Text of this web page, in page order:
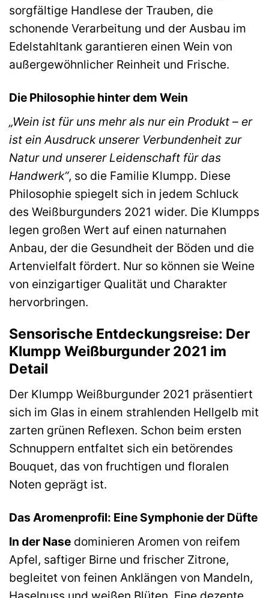
sorgfältige Handlese der Trauben, die
schonende Verarbeitung und der Ausbau im
Edelstahltank garantieren einen Wein von
außergewöhnlicher Reinheit und Frische.
Die Philosophie hinter dem Wein
„Wein ist für uns mehr als nur ein Produkt – er
ist ein Ausdruck unserer Verbundenheit zur
Natur und unserer Leidenschaft für das
Handwerk“, so die Familie Klumpp. Diese
Philosophie spiegelt sich in jedem Schluck
des Weißburgunders 2021 wider. Die Klumpps
legen großen Wert auf einen naturnahen
Anbau, der die Gesundheit der Böden und die
Artenvielfalt fördert. Nur so können sie Weine
von einzigartiger Qualität und Charakter
hervorbringen.
Sensorische Entdeckungsreise: Der
Klumpp Weißburgunder 2021 im
Detail
Der Klumpp Weißburgunder 2021 präsentiert
sich im Glas in einem strahlenden Hellgelb mit
zarten grünen Reflexen. Schon beim ersten
Schnuppern entfaltet sich ein betörendes
Bouquet, das von fruchtigen und floralen
Noten geprägt ist.
Das Aromenprofil: Eine Symphonie der Düfte
In der Nase dominieren Aromen von reifem
Apfel, saftiger Birne und frischer Zitrone,
begleitet von feinen Anklängen von Mandeln,